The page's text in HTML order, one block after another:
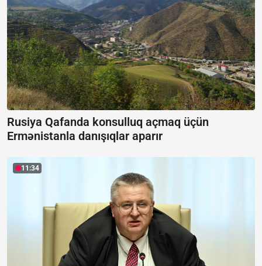
Rusiya Qafanda konsulluq açmaq üçün
Ermənistanla danışıqlar aparır
11:34